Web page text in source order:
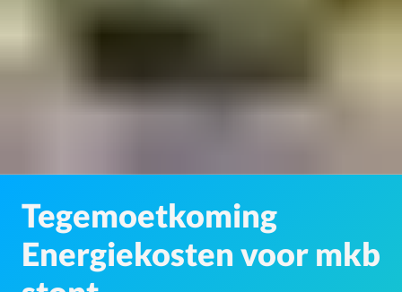
Tegemoetkoming
Energiekosten voor mkb